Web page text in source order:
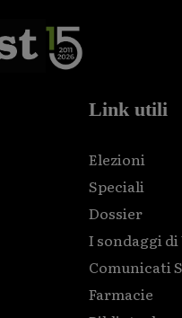
Link utili
Elezioni
Speciali
Dossier
I sondaggi
Comunicati
Farmacie